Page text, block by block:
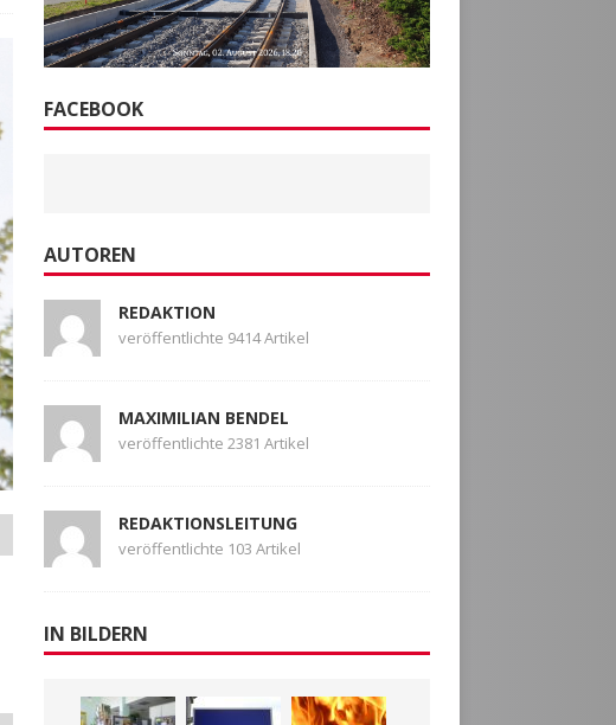
FACEBOOK
AUTOREN
REDAKTION
veröffentlichte 9414 Artikel
MAXIMILIAN BENDEL
veröffentlichte 2381 Artikel
REDAKTIONSLEITUNG
veröffentlichte 103 Artikel
IN BILDERN